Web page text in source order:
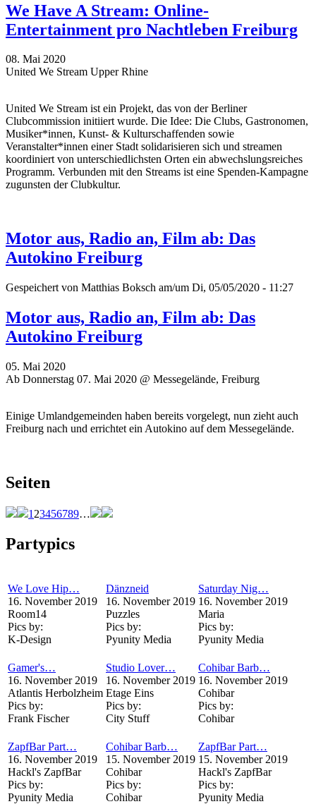
We Have A Stream: Online-
Entertainment pro Nachtleben Freiburg
08. Mai 2020
United We Stream Upper Rhine
United We Stream ist ein Projekt, das von der Berliner
Clubcommission initiiert wurde. Die Idee: Die Clubs, Gastronomen,
Musiker*innen, Kunst- & Kulturschaffenden sowie
Veranstalter*innen einer Stadt solidarisieren sich und streamen
koordiniert von unterschiedlichsten Orten ein abwechslungsreiches
Programm. Verbunden mit den Streams ist eine Spenden-Kampagne
zugunsten der Clubkultur.
Motor aus, Radio an, Film ab: Das
Autokino Freiburg
Gespeichert von Matthias Boksch am/um Di, 05/05/2020 - 11:27
Motor aus, Radio an, Film ab: Das
Autokino Freiburg
05. Mai 2020
Ab Donnerstag 07. Mai 2020 @ Messegelände, Freiburg
Einige Umlandgemeinden haben bereits vorgelegt, nun zieht auch
Freiburg nach und errichtet ein Autokino auf dem Messegelände.
Seiten
1 23456789…
Partypics
We Love Hip…
16. November 2019
Room14
Pics by:
K-Design
Dänzneid
16. November 2019
Puzzles
Pics by:
Pyunity Media
Saturday Nig…
16. November 2019
Maria
Pics by:
Pyunity Media
Gamer's…
16. November 2019
Atlantis Herbolzheim
Pics by:
Frank Fischer
Studio Lover…
16. November 2019
Etage Eins
Pics by:
City Stuff
Cohibar Barb…
16. November 2019
Cohibar
Pics by:
Cohibar
ZapfBar Part…
16. November 2019
Hackl's ZapfBar
Pics by:
Pyunity Media
Cohibar Barb…
15. November 2019
Cohibar
Pics by:
Cohibar
ZapfBar Part…
15. November 2019
Hackl's ZapfBar
Pics by:
Pyunity Media